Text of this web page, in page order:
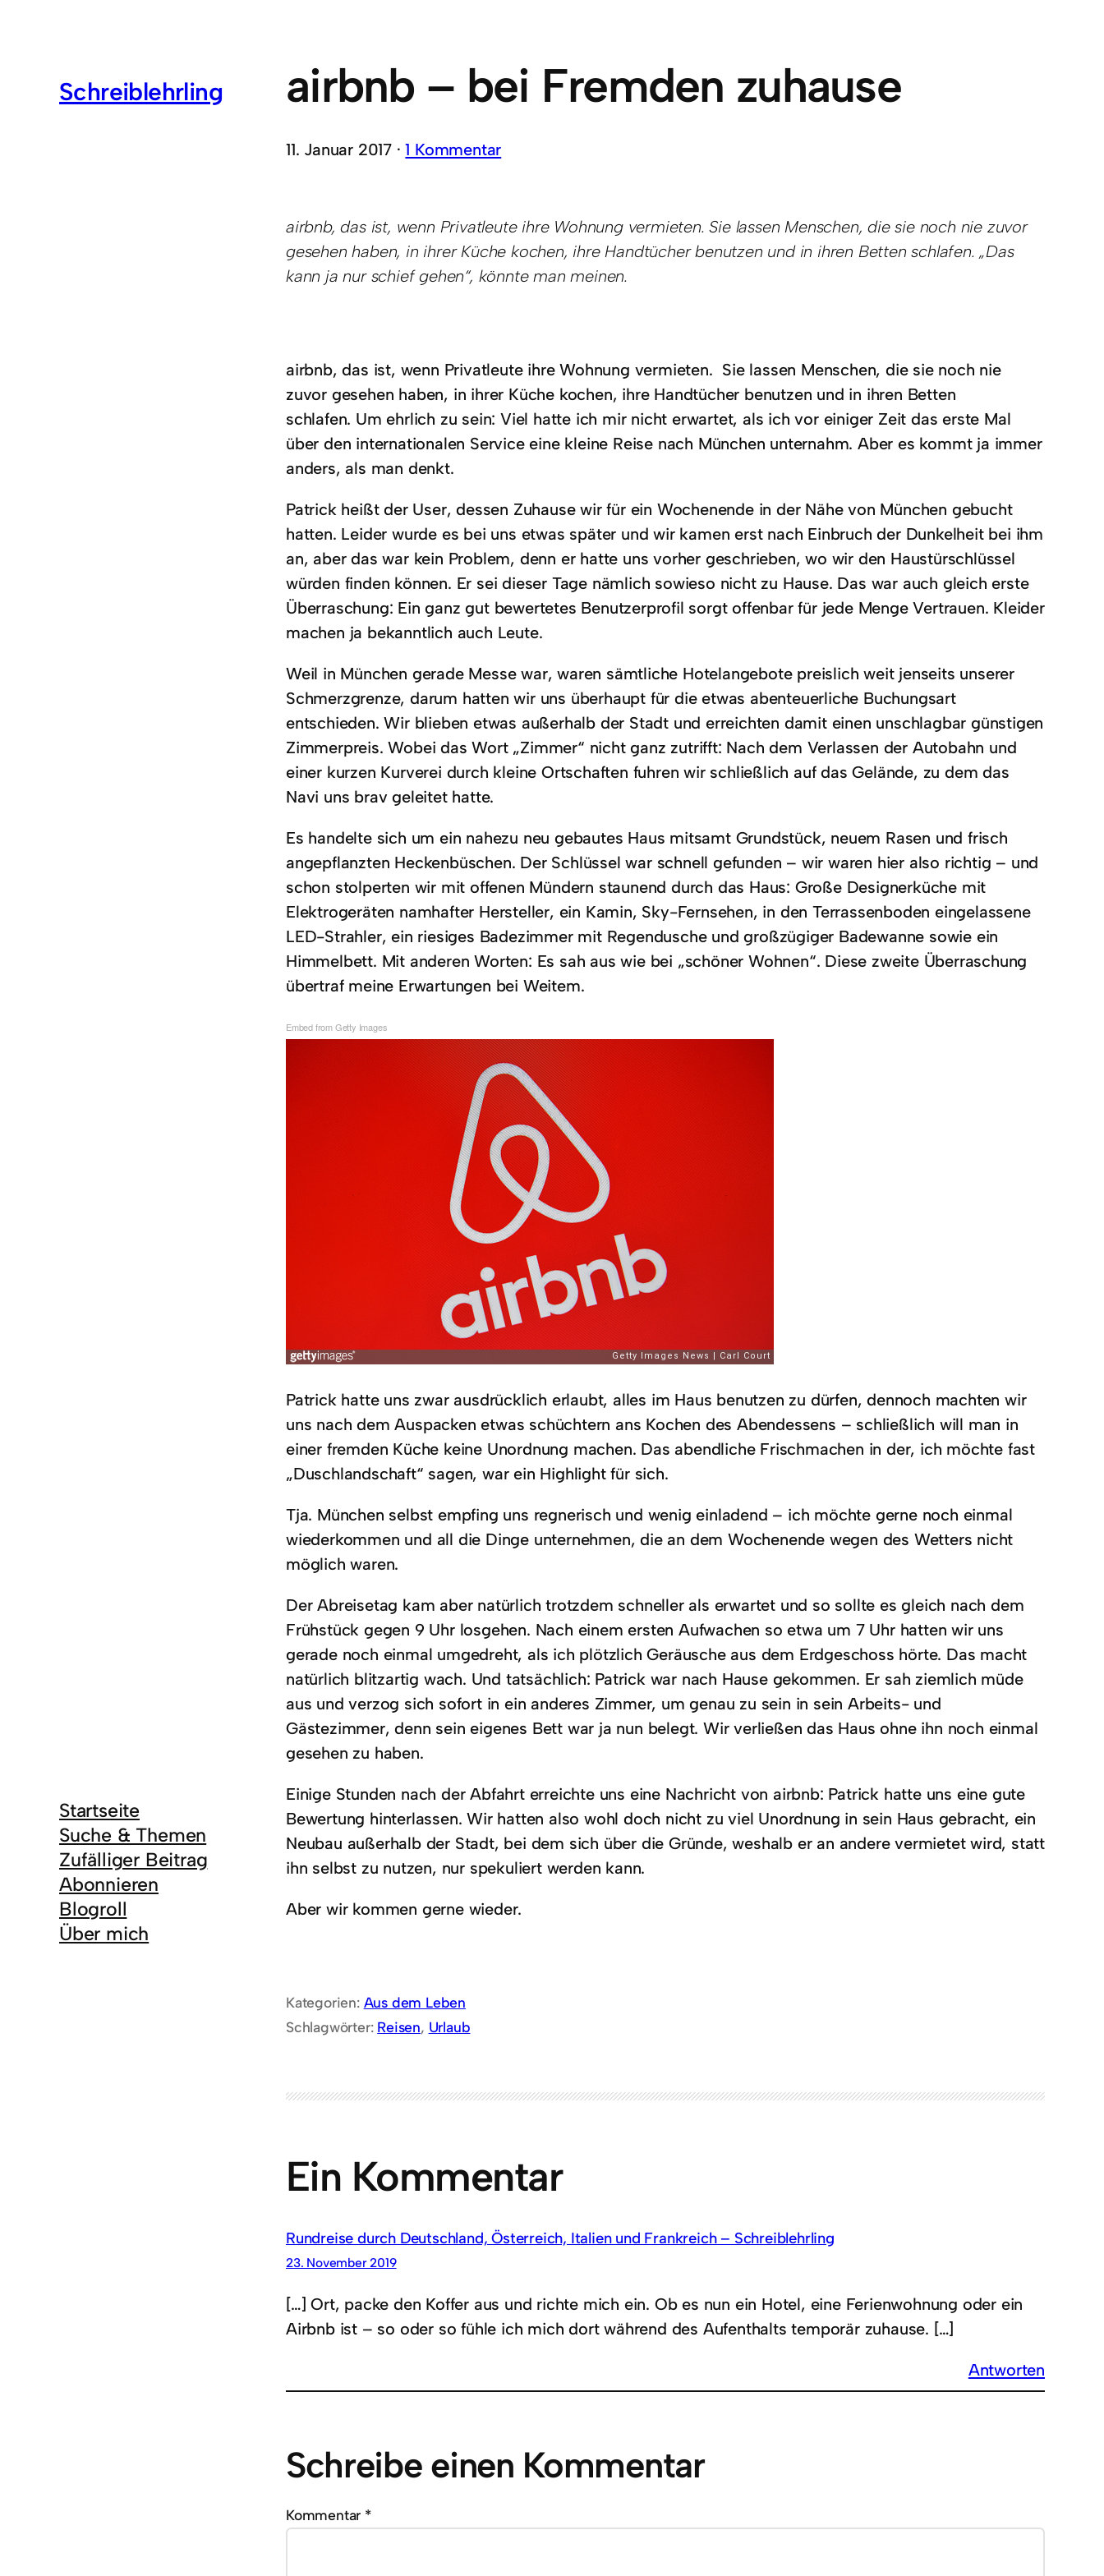
Schreiblehrling
Startseite
Suche & Themen
Zufälliger Beitrag
Abonnieren
Blogroll
Über mich
airbnb – bei Fremden zuhause
11. Januar 2017 ·1 Kommentar
airbnb, das ist, wenn Privatleute ihre Wohnung vermieten. Sie lassen Menschen, die sie noch nie zuvor
gesehen haben, in ihrer Küche kochen, ihre Handtücher benutzen und in ihren Betten schlafen. „Das
kann ja nur schief gehen“, könnte man meinen.
airbnb, das ist, wenn Privatleute ihre Wohnung vermieten. Sie lassen Menschen, die sie noch nie
zuvor gesehen haben, in ihrer Küche kochen, ihre Handtücher benutzen und in ihren Betten
schlafen. Um ehrlich zu sein: Viel hatte ich mir nicht erwartet, als ich vor einiger Zeit das erste Mal
über den internationalen Service eine kleine Reise nach München unternahm. Aber es kommt ja immer
anders, als man denkt.
Patrick heißt der User, dessen Zuhause wir für ein Wochenende in der Nähe von München gebucht
hatten. Leider wurde es bei uns etwas später und wir kamen erst nach Einbruch der Dunkelheit bei ihm
an, aber das war kein Problem, denn er hatte uns vorher geschrieben, wo wir den Haustürschlüssel
würden finden können. Er sei dieser Tage nämlich sowieso nicht zu Hause. Das war auch gleich erste
Überraschung: Ein ganz gut bewertetes Benutzerprofil sorgt offenbar für jede Menge Vertrauen. Kleider
machen ja bekanntlich auch Leute.
Weil in München gerade Messe war, waren sämtliche Hotelangebote preislich weit jenseits unserer
Schmerzgrenze, darum hatten wir uns überhaupt für die etwas abenteuerliche Buchungsart
entschieden. Wir blieben etwas außerhalb der Stadt und erreichten damit einen unschlagbar günstigen
Zimmerpreis. Wobei das Wort „Zimmer“ nicht ganz zutrifft: Nach dem Verlassen der Autobahn und
einer kurzen Kurverei durch kleine Ortschaften fuhren wir schließlich auf das Gelände, zu dem das
Navi uns brav geleitet hatte.
Es handelte sich um ein nahezu neu gebautes Haus mitsamt Grundstück, neuem Rasen und frisch
angepflanzten Heckenbüschen. Der Schlüssel war schnell gefunden – wir waren hier also richtig – und
schon stolperten wir mit offenen Mündern staunend durch das Haus: Große Designerküche mit
Elektrogeräten namhafter Hersteller, ein Kamin, Sky-Fernsehen, in den Terrassenboden eingelassene
LED-Strahler, ein riesiges Badezimmer mit Regendusche und großzügiger Badewanne sowie ein
Himmelbett. Mit anderen Worten: Es sah aus wie bei „schöner Wohnen“. Diese zweite Überraschung
übertraf meine Erwartungen bei Weitem.
Embed from Getty Images
Patrick hatte uns zwar ausdrücklich erlaubt, alles im Haus benutzen zu dürfen, dennoch machten wir
uns nach dem Auspacken etwas schüchtern ans Kochen des Abendessens – schließlich will man in
einer fremden Küche keine Unordnung machen. Das abendliche Frischmachen in der, ich möchte fast
„Duschlandschaft“ sagen, war ein Highlight für sich.
Tja. München selbst empfing uns regnerisch und wenig einladend – ich möchte gerne noch einmal
wiederkommen und all die Dinge unternehmen, die an dem Wochenende wegen des Wetters nicht
möglich waren.
Der Abreisetag kam aber natürlich trotzdem schneller als erwartet und so sollte es gleich nach dem
Frühstück gegen 9 Uhr losgehen. Nach einem ersten Aufwachen so etwa um 7 Uhr hatten wir uns
gerade noch einmal umgedreht, als ich plötzlich Geräusche aus dem Erdgeschoss hörte. Das macht
natürlich blitzartig wach. Und tatsächlich: Patrick war nach Hause gekommen. Er sah ziemlich müde
aus und verzog sich sofort in ein anderes Zimmer, um genau zu sein in sein Arbeits- und
Gästezimmer, denn sein eigenes Bett war ja nun belegt. Wir verließen das Haus ohne ihn noch einmal
gesehen zu haben.
Einige Stunden nach der Abfahrt erreichte uns eine Nachricht von airbnb: Patrick hatte uns eine gute
Bewertung hinterlassen. Wir hatten also wohl doch nicht zu viel Unordnung in sein Haus gebracht, ein
Neubau außerhalb der Stadt, bei dem sich über die Gründe, weshalb er an andere vermietet wird, statt
ihn selbst zu nutzen, nur spekuliert werden kann.
Aber wir kommen gerne wieder.
Kategorien: Aus dem Leben
Schlagwörter: Reisen, Urlaub
Ein Kommentar
Rundreise durch Deutschland, Österreich, Italien und Frankreich – Schreiblehrling
23. November 2019
[…] Ort, packe den Koffer aus und richte mich ein. Ob es nun ein Hotel, eine Ferienwohnung oder ein
Airbnb ist – so oder so fühle ich mich dort während des Aufenthalts temporär zuhause. […]
Antworten
Schreibe einen Kommentar
Kommentar *